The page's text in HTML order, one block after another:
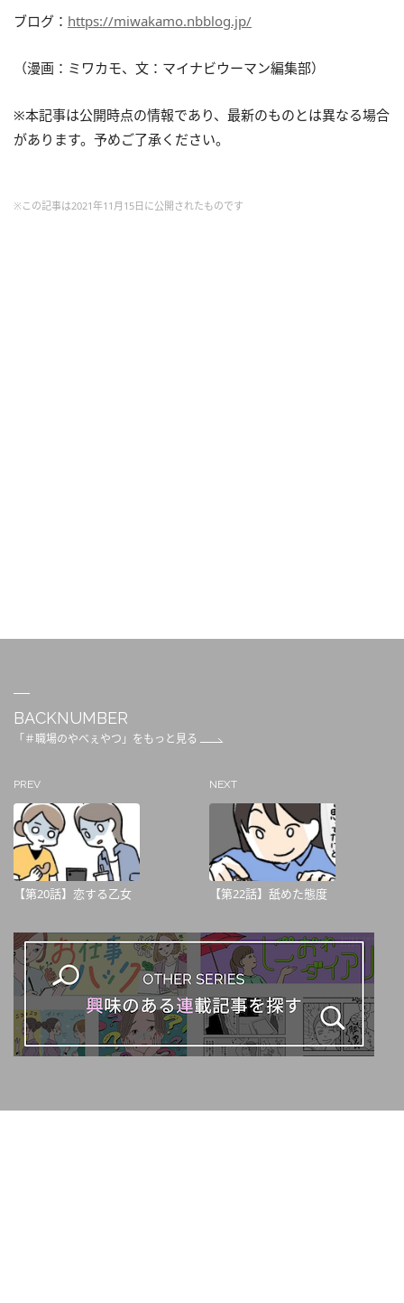
ブログ： https://miwakamo.nbblog.jp/
（漫画：ミワカモ、文：マイナビウーマン編集部）
※本記事は公開時点の情報であり、最新のものとは異なる場合
があります。予めご了承ください。
※この記事は2021年11月15日に公開されたものです
BACKNUMBER
「＃職場のやべぇやつ」をもっと見る
PREV
【第20話】恋する乙女
NEXT
【第22話】舐めた態度